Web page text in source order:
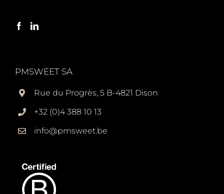
PMSWEET SA
Rue du Progrès, 5 B-4821 Dison
+32 (0)4 388 10 13
info@pmsweet.be